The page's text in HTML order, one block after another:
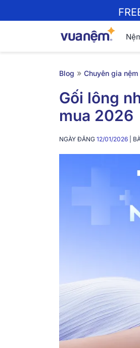
Blog » Chuyên gia nệm
Gối lông
mua 2026
NGÀY ĐĂNG 12/01/2026 |